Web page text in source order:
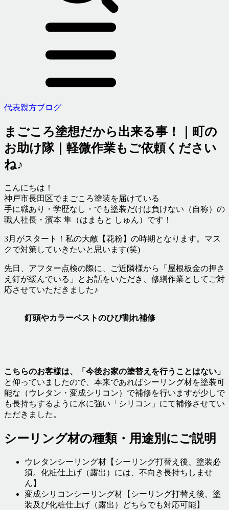
代表親方ブログ
まごころ塗想だから出来る事！｜町の
お助け隊｜軽微作業もご依頼ください
ね♪
こんにちは！
神戸市長田区でまごころ塗装を届けている
手に職あり・学歴なし・でも塗装だけは負けない（自称）の
職人社長・濱本 隼（はまもと しゅん）です！
3月がスタート！私の大敵【花粉】の時期となります。マス
クで対策していきたいと思います(笑)
先日、アフター点検の際に、ご近隣様から「屋根板金の押さ
え釘が緩んでいる」とお話をいただき、修繕作業としてご対
応させていただきました♪
釘頭やカラーベストのひび割れ補修
こちらのお客様は、「今後お家の塗替えを行うことはない」
と仰っていましたので、本来であればシーリング材を塗装可
能な（ウレタン・変成シリコン）で補修を行いますが少しで
も長持ちするように水に強い「シリコン」にて補修させてい
ただきました。
シーリング材の種類・用途別にご説明
ウレタンシーリング材【シーリング打替え後、塗装必
須。化粧仕上げ（露出）には、不向き長持ちしませ
ん】
変成シリコンシーリング材【シーリング打替え後、塗
装及び化粧仕上げ（露出）どちらでも対応可能】